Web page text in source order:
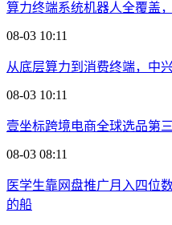
算力终端系统机器人全覆盖
08-03 10:11
从底层算力到消费终端，中
08-03 10:11
壹坐标跨境电商全球选品第
08-03 08:11
医学生靠网盘推广月入四位
的船